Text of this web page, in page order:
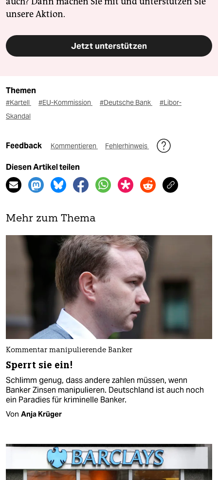
unsere Aktion.
Jetzt unterstützen
Themen
#Kartell #EU-Kommission #Deutsche Bank
#Libor-
Skandal
Feedback Kommentieren Fehlerhinweis
Diesen Artikel teilen
Mehr zum Thema
Kommentar manipulierende Banker
Sperrt sie ein!
Schlimm genug, dass andere zahlen müssen, wenn
Banker Zinsen manipulieren. Deutschland ist auch noch
ein Paradies für kriminelle Banker.
Von Anja Krüger